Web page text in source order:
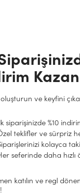
dönemini
güçlü bir
Regl dönemi
zamanı
güzel
ve keyfini
siparişinizde %10
teklifler ve sürpriz
kolayca
seferinde daha hızlı
katılın ve regl